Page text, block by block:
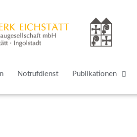
Notruf­dienst Publi­ka­tionen